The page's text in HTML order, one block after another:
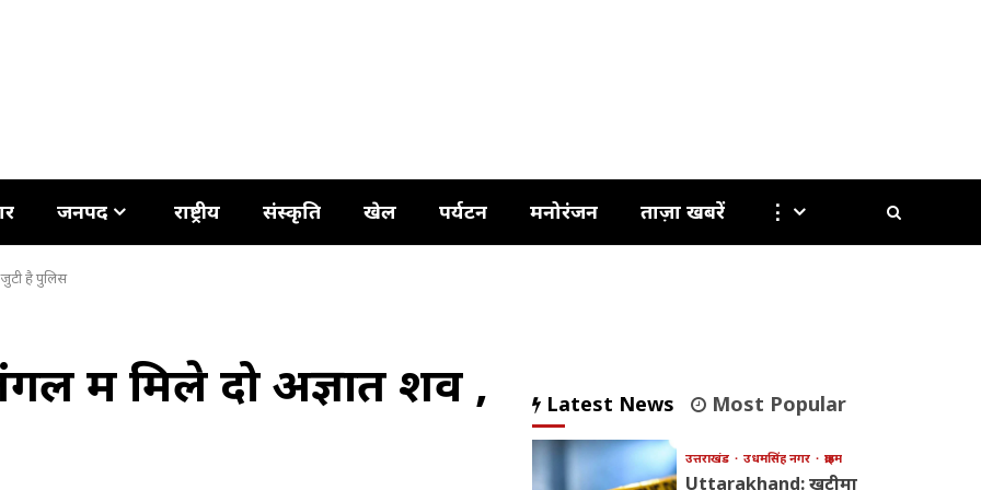
जनपद राष्ट्रीय संस्कृति खेल पर्यटन मनोरंजन ताज़ा खबरें ⋮
है पुलिस
में मिले दो अज्ञात शव ,
Latest News Most Popular
उत्तराखंड उधमसिंह नगर क्राइम
Uttarakhand: खटीमा